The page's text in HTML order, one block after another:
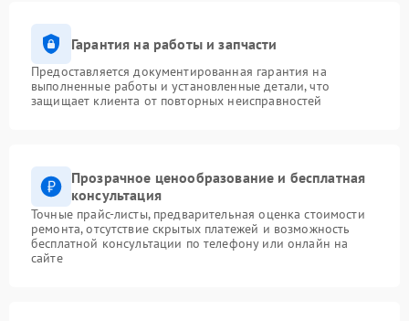
Гарантия на работы и запчасти
Предоставляется документированная гарантия на
выполненные работы и установленные детали, что
защищает клиента от повторных неисправностей
Прозрачное ценообразование и бесплатная
консультация
Точные прайс-листы, предварительная оценка стоимости
ремонта, отсутствие скрытых платежей и возможность
бесплатной консультации по телефону или онлайн на
сайте